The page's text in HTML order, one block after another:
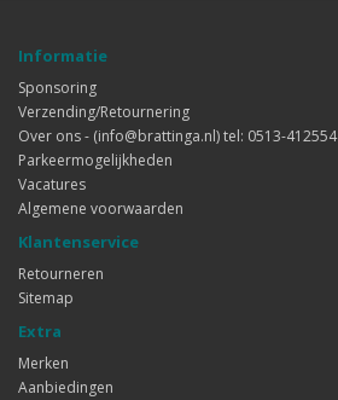
Informatie
Sponsoring
Verzending/Retournering
Over ons - (info@brattinga.nl) tel: 0513-412554
Parkeermogelijkheden
Vacatures
Algemene voorwaarden
Klantenservice
Retourneren
Sitemap
Extra
Merken
Aanbiedingen